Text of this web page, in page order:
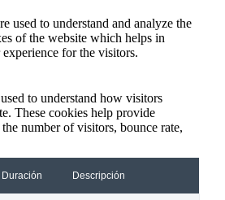
used to understand and analyze the
of the website which helps in
for the visitors.
to understand how visitors
These cookies help provide
number of visitors, bounce rate,
Duración Descripción